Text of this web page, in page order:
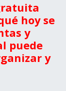
hoy se
y
puede
y